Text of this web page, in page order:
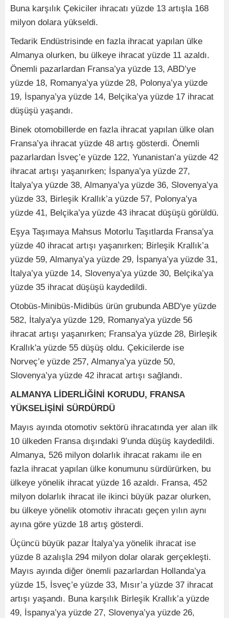
Buna karşılık Çekiciler ihracatı yüzde 13 artışla 168
milyon dolara yükseldi.
Tedarik Endüstrisinde en fazla ihracat yapılan ülke
Almanya olurken, bu ülkeye ihracat yüzde 11 azaldı.
Önemli pazarlardan Fransa’ya yüzde 13, ABD’ye
yüzde 18, Romanya’ya yüzde 28, Polonya’ya yüzde
19, İspanya’ya yüzde 14, Belçika’ya yüzde 17 ihracat
düşüşü yaşandı.
Binek otomobillerde en fazla ihracat yapılan ülke olan
Fransa’ya ihracat yüzde 48 artış gösterdi. Önemli
pazarlardan İsveç’e yüzde 122, Yunanistan’a yüzde 42
ihracat artışı yaşanırken; İspanya’ya yüzde 27,
İtalya’ya yüzde 38, Almanya’ya yüzde 36, Slovenya’ya
yüzde 33, Birleşik Krallık’a yüzde 57, Polonya’ya
yüzde 41, Belçika’ya yüzde 43 ihracat düşüşü görüldü.
Eşya Taşımaya Mahsus Motorlu Taşıtlarda Fransa’ya
yüzde 40 ihracat artışı yaşanırken; Birleşik Krallık’a
yüzde 59, Almanya’ya yüzde 29, İspanya’ya yüzde 31,
İtalya’ya yüzde 14, Slovenya’ya yüzde 30, Belçika’ya
yüzde 35 ihracat düşüşü kaydedildi.
Otobüs-Minibüs-Midibüs ürün grubunda ABD'ye yüzde
582, İtalya'ya yüzde 129, Romanya'ya yüzde 56
ihracat artışı yaşanırken; Fransa'ya yüzde 28, Birleşik
Krallık'a yüzde 55 düşüş oldu. Çekicilerde ise
Norveç’e yüzde 257, Almanya’ya yüzde 50,
Slovenya’ya yüzde 42 ihracat artışı sağlandı.
ALMANYA LİDERLİĞİNİ KORUDU, FRANSA
YÜKSELİŞİNİ SÜRDÜRDÜ
Mayıs ayında otomotiv sektörü ihracatında yer alan ilk
10 ülkeden Fransa dışındaki 9’unda düşüş kaydedildi.
Almanya, 526 milyon dolarlık ihracat rakamı ile en
fazla ihracat yapılan ülke konumunu sürdürürken, bu
ülkeye yönelik ihracat yüzde 16 azaldı. Fransa, 452
milyon dolarlık ihracat ile ikinci büyük pazar olurken,
bu ülkeye yönelik otomotiv ihracatı geçen yılın aynı
ayına göre yüzde 18 artış gösterdi.
Üçüncü büyük pazar İtalya’ya yönelik ihracat ise
yüzde 8 azalışla 294 milyon dolar olarak gerçekleşti.
Mayıs ayında diğer önemli pazarlardan Hollanda’ya
yüzde 15, İsveç’e yüzde 33, Mısır’a yüzde 37 ihracat
artışı yaşandı. Buna karşılık Birleşik Krallık’a yüzde
49, İspanya’ya yüzde 27, Slovenya’ya yüzde 26,